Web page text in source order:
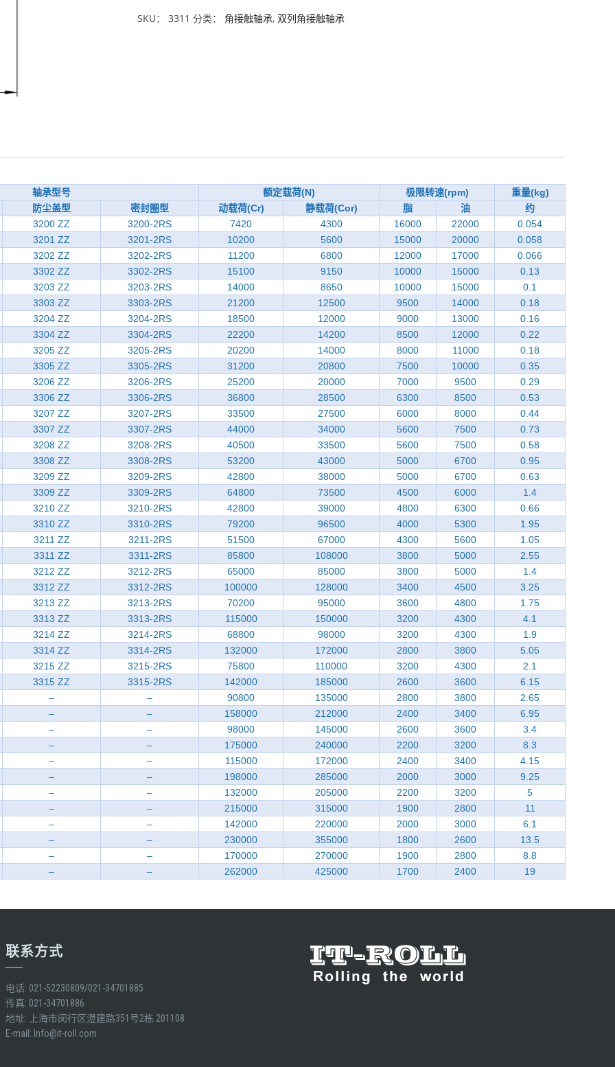
SKU： 3311 分类： 角接触轴承, 双列角接触轴承
轴承型号 额定载荷(N) 极限转速(rpm)
重量(kg)
防尘盖型
密封圈型 动载荷(Cr) 静载荷(Cor) 脂 油
约
3200 ZZ
3200-2RS 7420 4300 16000 22000
0.054
3201 ZZ
3201-2RS 10200 5600 15000 20000
0.058
3202 ZZ
3202-2RS 11200 6800 12000 17000
0.066
3302 ZZ
3302-2RS 15100 9150 10000 15000
0.13
3203 ZZ
3203-2RS 14000 8650 10000 15000
0.1
3303 ZZ
3303-2RS 21200 12500 9500 14000
0.18
3204 ZZ
3204-2RS 18500 12000 9000 13000
0.16
3304 ZZ
3304-2RS 22200 14200 8500 12000
0.22
3205 ZZ
3205-2RS 20200 14000 8000 11000
0.18
3305 ZZ
3305-2RS 31200 20800 7500 10000
0.35
3206 ZZ
3206-2RS 25200 20000 7000 9500
0.29
3306 ZZ
3306-2RS 36800 28500 6300 8500
0.53
3207 ZZ
3207-2RS 33500 27500 6000 8000
0.44
3307 ZZ
3307-2RS 44000 34000 5600 7500
0.73
3208 ZZ
3208-2RS 40500 33500 5600 7500
0.58
3308 ZZ
3308-2RS 53200 43000 5000 6700
0.95
3209 ZZ
3209-2RS 42800 38000 5000 6700
0.63
3309 ZZ
3309-2RS 64800 73500 4500 6000
1.4
3210 ZZ
3210-2RS 42800 39000 4800 6300
0.66
3310 ZZ
3310-2RS 79200 96500 4000 5300
1.95
3211 ZZ
3211-2RS 51500 67000 4300 5600
1.05
3311 ZZ
3311-2RS 85800 108000 3800 5000
2.55
3212 ZZ
3212-2RS 65000 85000 3800 5000
1.4
3312 ZZ
3312-2RS 100000 128000 3400 4500
3.25
3213 ZZ
3213-2RS 70200 95000 3600 4800
1.75
3313 ZZ
3313-2RS 115000 150000 3200 4300
4.1
3214 ZZ
3214-2RS 68800 98000 3200 4300
1.9
3314 ZZ
3314-2RS 132000 172000 2800 3800
5.05
3215 ZZ
3215-2RS 75800 110000 3200 4300
2.1
3315 ZZ
3315-2RS 142000 185000 2600 3600
6.15
–
– 90800 135000 2800 3800
2.65
–
– 158000 212000 2400 3400
6.95
–
– 98000 145000 2600 3600
3.4
–
– 175000 240000 2200 3200
8.3
–
– 115000 172000 2400 3400
4.15
–
– 198000 285000 2000 3000
9.25
–
– 132000 205000 2200 3200
5
–
– 215000 315000 1900 2800
11
–
– 142000 220000 2000 3000
6.1
–
– 230000 355000 1800 2600
13.5
–
– 170000 270000 1900 2800
8.8
–
– 262000 425000 1700 2400 19
联系方式
电话: 021-52230809/021-34701885
传真: 021-34701886
地址: 上海市闵行区澄建路351号2栋 201108
E-mail: Info@it-roll.com